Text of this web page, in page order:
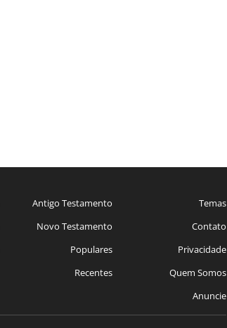
Antigo Testamento
Novo Testamento
Populares
Recentes
Temas
Contato
Privacidade
Quem Somos
Anuncie